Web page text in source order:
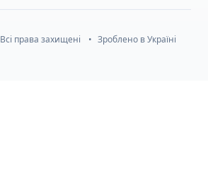
Всі права захищені • Зроблено в Україні